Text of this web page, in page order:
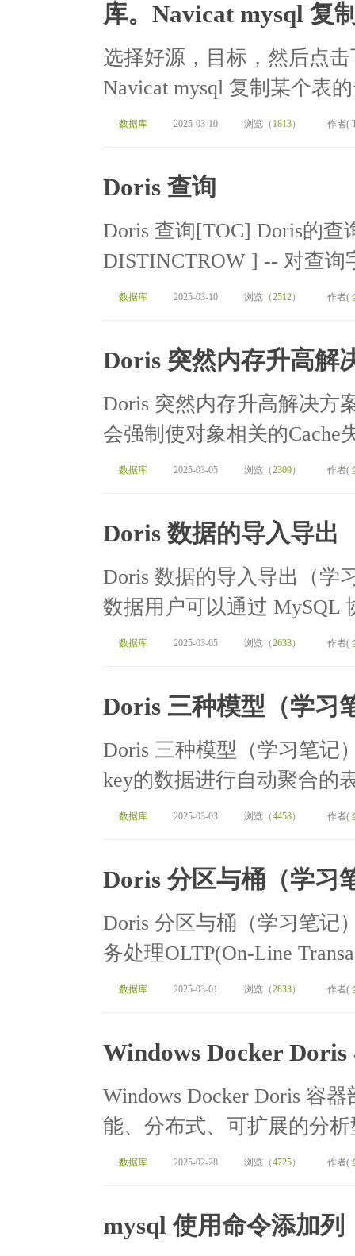
库。Navicat mysql 复
选择好源，目标，然后点
Navicat mysql 复制某个表
数据库 2025-03-10 浏览（ 1813） 作者(
Doris 查询
Doris 查询[TOC] Doris的查
DISTINCTROW ] -- 对查询
数据库 2025-03-10 浏览（2512） 作者(
Doris 突然内存升高解
Doris 突然内存升高解决方
会强制使对象相关的Cache
数据库 2025-03-05 浏览（2309） 作者(
Doris 数据的导入导出
Doris 数据的导入导出（学
数据用户可以通过 MySQL
数据库 2025-03-05 浏览（2633） 作者(
Doris 三种模型（学习
Doris 三种模型（学习笔记
key的数据进行自动聚合的
数据库 2025-03-03 浏览（4458） 作者(
Doris 分区与桶（学习
Doris 分区与桶（学习笔记
务处理OLTP(On-Line
数据库 2025-03-01 浏览（2833） 作者(
Windows Docker
Windows Docker Doris 容
能、分布式、可扩展的分
数据库 2025-02-28 浏览（4725） 作者(
mysql 使用命令添加